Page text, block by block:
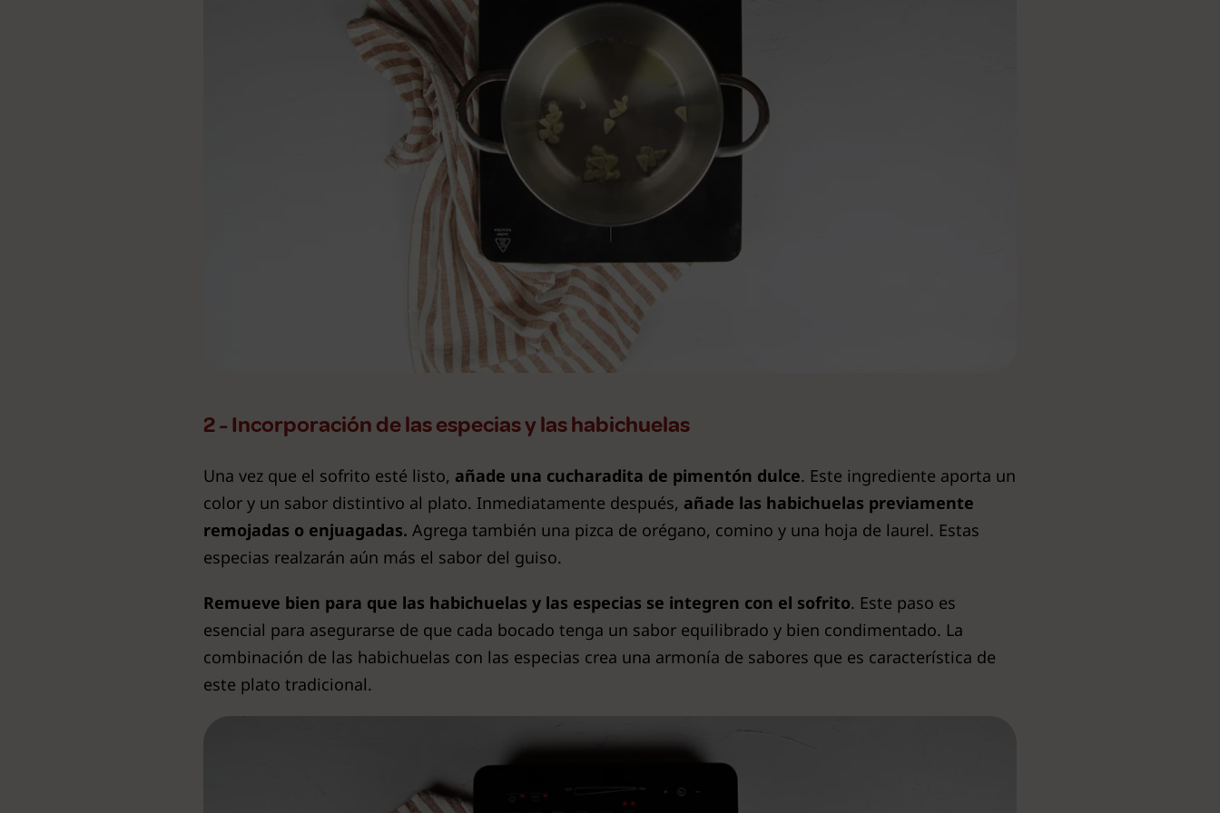
2 - Incorporación de las especias y las habichuelas
Una vez que el sofrito esté listo, añade una cucharadita de pimentón dulce. Este ingrediente aporta un
color y un sabor distintivo al plato. Inmediatamente después, añade las habichuelas previamente
remojadas o enjuagadas. Agrega también una pizca de orégano, comino y una hoja de laurel. Estas
especias realzarán aún más el sabor del guiso.
Remueve bien para que las habichuelas y las especias se integren con el sofrito. Este paso es
esencial para asegurarse de que cada bocado tenga un sabor equilibrado y bien condimentado. La
combinación de las habichuelas con las especias crea una armonía de sabores que es característica de
este plato tradicional.